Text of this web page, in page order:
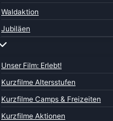
Waldaktion
Jubiläen
Unser Film: Erlebt!
Kurzfilme Altersstufen
Kurzfilme Camps & Freizeiten
Kurzfilme Aktionen